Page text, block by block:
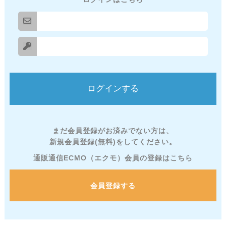
まだ会員登録がお済みでない方は、
新規会員登録(無料)をしてください。
通販通信ECMO（エクモ）会員の登録はこちら
会員登録する